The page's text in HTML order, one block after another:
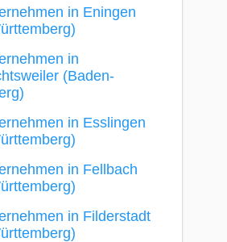
in Eningen
in
(Baden-
in Esslingen
in Fellbach
in Filderstadt